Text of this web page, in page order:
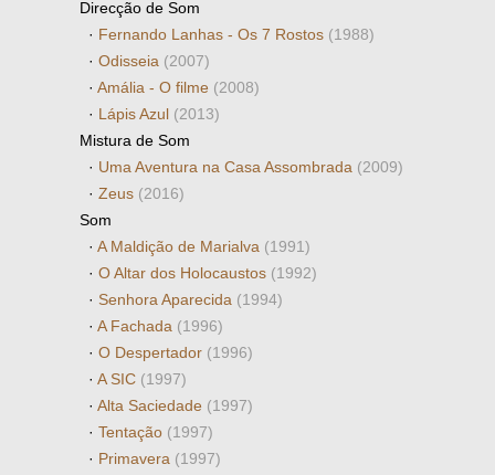
Direcção de Som
· Fernando Lanhas - Os 7 Rostos (1988)
· Odisseia (2007)
· Amália - O filme (2008)
· Lápis Azul (2013)
Mistura de Som
· Uma Aventura na Casa Assombrada (2009)
· Zeus (2016)
Som
· A Maldição de Marialva (1991)
· O Altar dos Holocaustos (1992)
· Senhora Aparecida (1994)
· A Fachada (1996)
· O Despertador (1996)
· A SIC (1997)
· Alta Saciedade (1997)
· Tentação (1997)
· Primavera (1997)